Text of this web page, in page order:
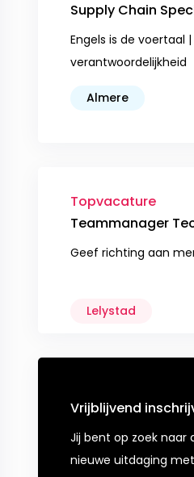
Supply Chain
Engels is de voertaal
verantwoordelijkheid
Almere
Topvacature
Teammanager
Geef richting aan
Lelystad
Vrijblijvend
Jij bent op zoek naar
nieuwe uitdaging